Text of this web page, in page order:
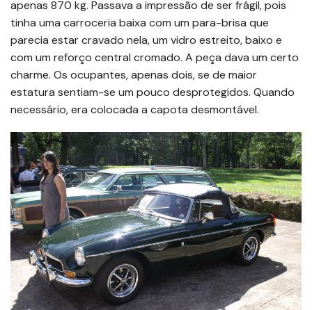
apenas 870 kg. Passava a impressão de ser frágil, pois
tinha uma carroceria baixa com um para-brisa que
parecia estar cravado nela, um vidro estreito, baixo e
com um reforço central cromado. A peça dava um certo
charme. Os ocupantes, apenas dois, se de maior
estatura sentiam-se um pouco desprotegidos. Quando
necessário, era colocada a capota desmontável.